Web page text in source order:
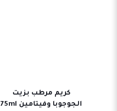
كريم مرطب بزيت
الجوجوبا وفيتامين 75ml